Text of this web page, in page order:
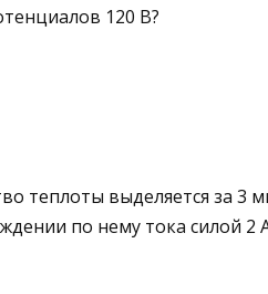
120 В?
теплоты выделяется за
по нему тока силой 2